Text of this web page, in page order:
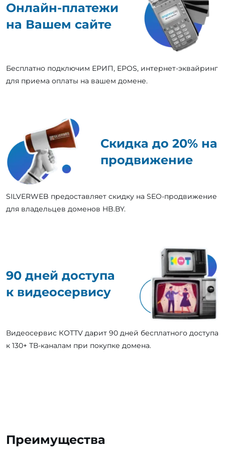
Онлайн-платежи
на Вашем сайте
Бесплатно подключим ЕРИП, EPOS, интернет-эквайринг
для приема оплаты на вашем домене.
Скидка до 20% на
продвижение
SILVERWEB предоставляет скидку на SEO-продвижение
для владельцев доменов HB.BY.
90 дней доступа
к видеосервису
Видеосервис КОТТV дарит 90 дней бесплатного доступа
к 130+ ТВ-каналам при покупке домена.
Преимущества